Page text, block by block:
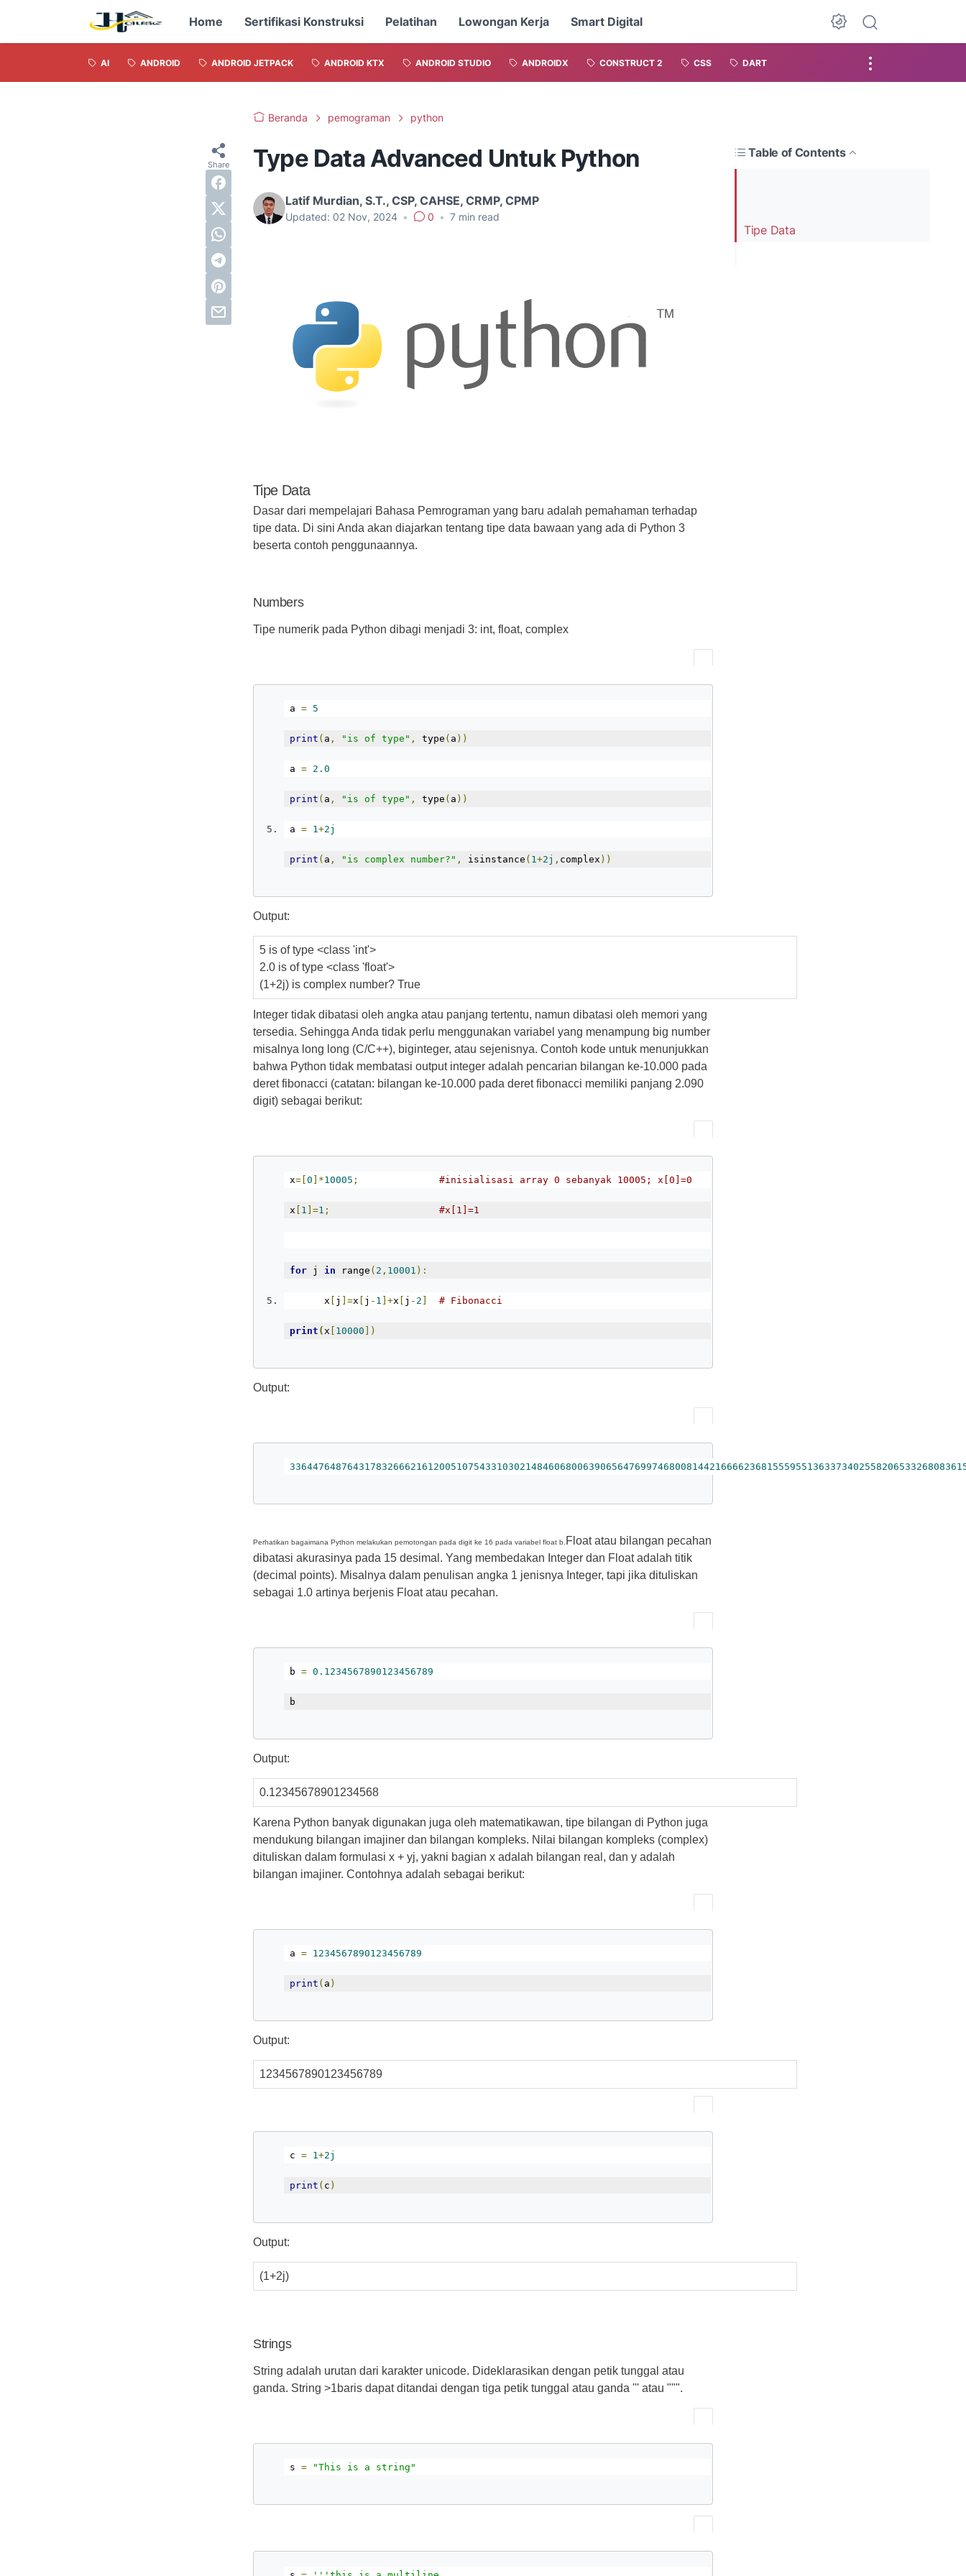
Home Sertifikasi Konstruksi Pelatihan Lowongan Kerja Smart Digital
AI ANDROID ANDROID JETPACK ANDROID KTX ANDROID STUDIO ANDROIDX CONSTRUCT 2 CSS DART
Beranda pemograman python
Type Data Advanced Untuk Python
Latif Murdian, S.T., CSP, CAHSE, CRMP, CPMP
Updated: 02 Nov, 2024 • 0 • 7 min read
Table of Contents
Tipe Data
Tipe Data
Dasar dari mempelajari Bahasa Pemrograman yang baru adalah pemahaman terhadap
tipe data. Di sini Anda akan diajarkan tentang tipe data bawaan yang ada di Python 3
beserta contoh penggunaannya.
Numbers
Tipe numerik pada Python dibagi menjadi 3: int, float, complex
a = 5
print ( a , "is of type" , type ( a ))
a = 2.0
print ( a , "is of type" , type ( a ))
a = 1+2j
print ( a , "is complex number?" , isinstance ( 1+2j , complex ))
Output:
5 is of type <class 'int'>
2.0 is of type <class 'float'>
(1+2j) is complex number? True
Integer tidak dibatasi oleh angka atau panjang tertentu, namun dibatasi oleh memori yang
tersedia. Sehingga Anda tidak perlu menggunakan variabel yang menampung big number
misalnya long long (C/C++), biginteger, atau sejenisnya. Contoh kode untuk menunjukkan
bahwa Python tidak membatasi output integer adalah pencarian bilangan ke-10.000 pada
deret fibonacci (catatan: bilangan ke-10.000 pada deret fibonacci memiliki panjang 2.090
digit) sebagai berikut:
x=[ 0 ]*10005 ; #inisialisasi array 0 sebanyak 10005; x[0]=0
x 1 ]=1 ; #x[1]=1
for j in range ( 2 , 10001 ):
x j ]=x j - 1 ]+x j - 2 # Fibonacci
print (x 10000 ])
Output:
Perhatikan bagaimana Python melakukan pemotongan pada digit ke 16 pada variabel float b. Float atau bilangan pecahan
dibatasi akurasinya pada 15 desimal. Yang membedakan Integer dan Float adalah titik
(decimal points). Misalnya dalam penulisan angka 1 jenisnya Integer, tapi jika dituliskan
sebagai 1.0 artinya berjenis Float atau pecahan.
b = 0.1234567890123456789
b
Output:
0.12345678901234568
Karena Python banyak digunakan juga oleh matematikawan, tipe bilangan di Python juga
mendukung bilangan imajiner dan bilangan kompleks. Nilai bilangan kompleks (complex)
dituliskan dalam formulasi x + yj, yakni bagian x adalah bilangan real, dan y adalah
bilangan imajiner. Contohnya adalah sebagai berikut:
a = 1234567890123456789
print ( a )
Output:
1234567890123456789
c = 1+2j
print ( c )
Output:
(1+2j)
Strings
String adalah urutan dari karakter unicode. Dideklarasikan dengan petik tunggal atau
ganda. String >1baris dapat ditandai dengan tiga petik tunggal atau ganda ''' atau """.
s = "This is a string"